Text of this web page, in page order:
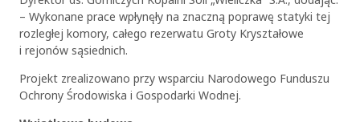
– Wykonane prace wpłynęły na znaczną poprawę statyki tej
rozległej komory, całego rezerwatu Groty Kryształowe
i rejonów sąsiednich.
Projekt zrealizowano przy wsparciu Narodowego Funduszu
Ochrony Środowiska i Gospodarki Wodnej.